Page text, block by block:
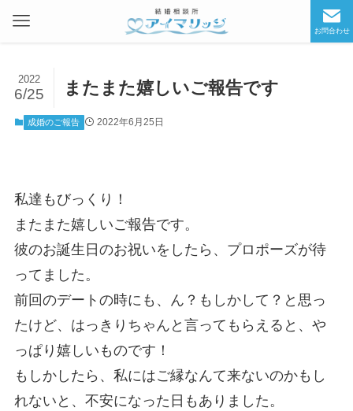
お問合わせ
またまた嬉しいご報告です
2022
6/25
成婚のご報告 2022年6月25日
私達もびっくり！
またまた嬉しいご報告です。
彼のお誕生日のお祝いをしたら、プロポーズが待
ってました。
前回のデートの時にも、ん？もしかして？と思っ
たけど、はっきりちゃんと言ってもらえると、や
っぱり嬉しいものです！
もしかしたら、私にはご縁なんて来ないのかもし
れないと、不安になった日もありました。